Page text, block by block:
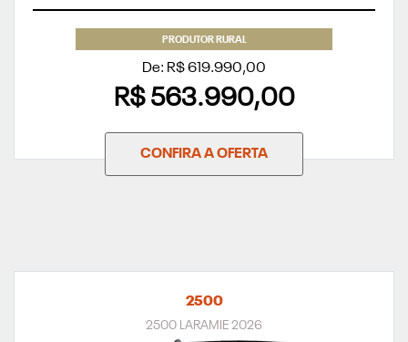
PRODUTOR RURAL
De: R$ 619.990,00
R$ 563.990,00
CONFIRA A OFERTA
2500
2500 LARAMIE 2026